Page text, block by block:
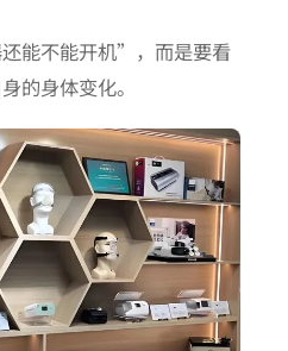
能不能开机”，而是要看
的身体变化。